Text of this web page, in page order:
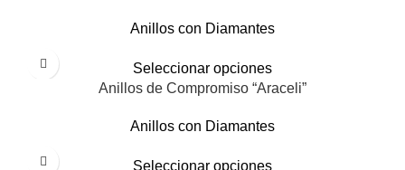
Anillos con Diamantes
Seleccionar opciones
Anillos de Compromiso “Araceli”
Anillos con Diamantes
Seleccionar opciones